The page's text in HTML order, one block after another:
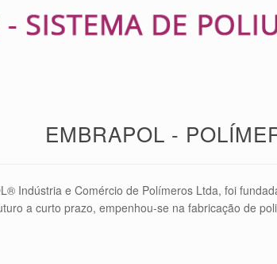
EMBRAPOL -
Indústria e Comércio de Polímeros Ltda, foi
a curto prazo, empenhou-se na fabricação de